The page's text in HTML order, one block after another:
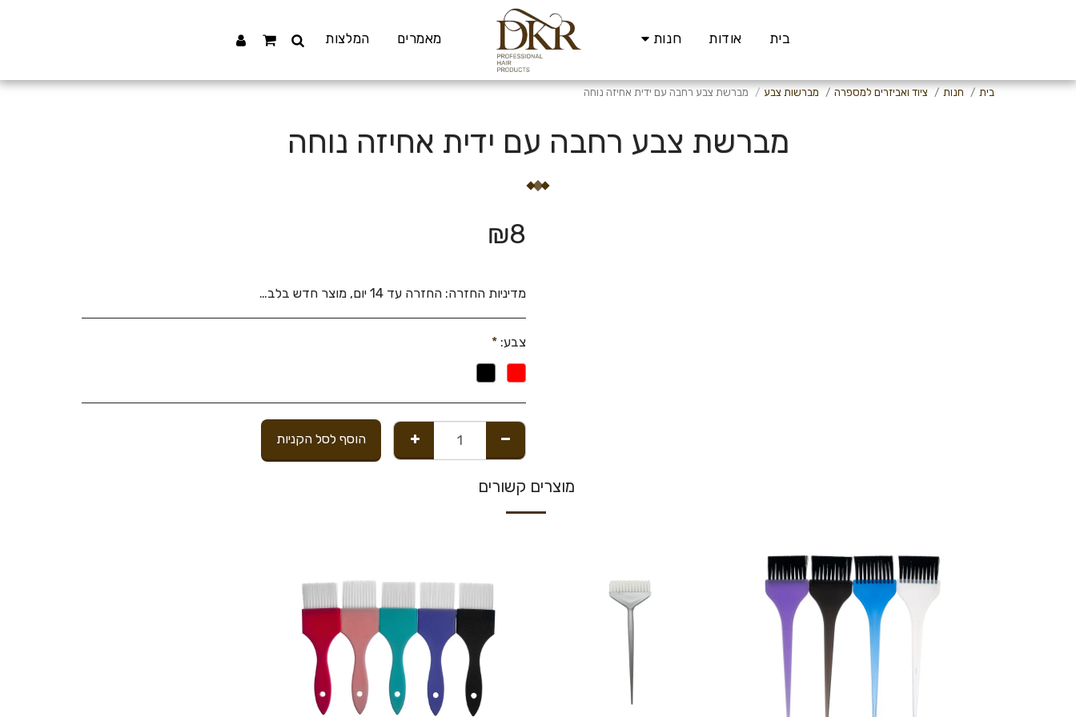
בית אודות חנות מאמרים המלצות
בית חנות ציוד ואביזרים למספרה מברשות צבע מברשת צבע רחבה עם ידית אחיזה נוחה
מברשת צבע רחבה עם ידית אחיזה נוחה
₪8
מדיניות החזרה: החזרה עד 14 יום, מוצר חדש בלבד כל עוד הוא ללא פגע ובאריזתו המקורית.
צבע: *
הוסף לסל הקניות
מוצרים קשורים